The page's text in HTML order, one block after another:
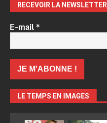
RECEVOIR LA NEWSLETTER
E-mail*
LE TEMPS EN IMAGES